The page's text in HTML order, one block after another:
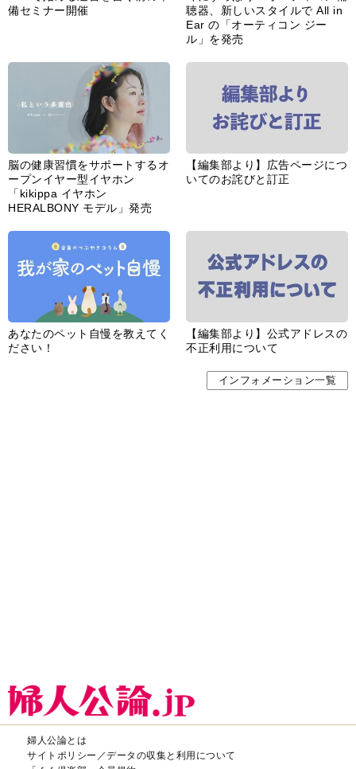
あなたのペット自慢を教えてく
【編集部より】公式アドレスの
不正利用について
インフォメーション一覧
サイトポリシー／データの収集と利用について
「ｆｆ倶楽部」会員規約
「ｆｆ倶楽部」よくあるご質問
CHUOKORON-SHINSHA,INC.All right reserved